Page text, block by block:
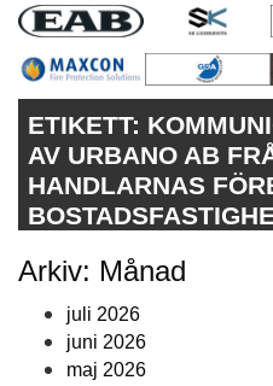
PRENUMERERA
VÅRA ANDRA MAGASIN
ANNONSERA
ETIKETT:
AV URBANO AB
HANDLARNAS
Arkiv: Månad
juli 2026
juni 2026
maj 2026